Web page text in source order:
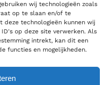
wij technologieën zoals
op te slaan en/of te
deze technologieën kunnen wij
op deze site verwerken. Als
intrekt, kan dit een
functies en mogelijkheden.
Contact
FAQ
Cookiebeleid
(EU)